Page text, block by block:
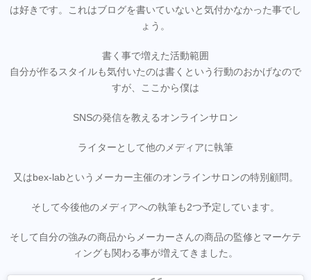
は好きです。これはブログを書いていないと気付かなかった事でし
ょう。
書く事で増えた活動範囲
自分が作るスタイルも気付いたのは書くという行動のおかげなので
すが、ここから僕は
SNSの発信を教えるオンラインサロン
ライターとして他のメディアに執筆
又はbex-labというメーカー主催のオンラインサロンの特別顧問。
そして今後他のメディアへの執筆も2つ予定しています。
そして自分の強みの商品からメーカーさんの商品の監修とマーケテ
ィングも関わる事が増えてきました。